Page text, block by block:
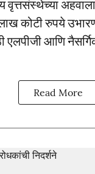
वृत्तसंस्थेच्या
कोटी रुपये
आणि
Read More